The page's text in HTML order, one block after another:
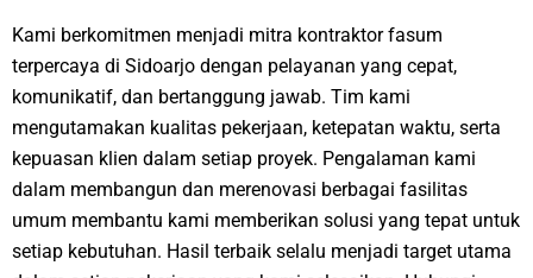
Kami berkomitmen menjadi mitra kontraktor fasum
terpercaya di Sidoarjo dengan pelayanan yang cepat,
komunikatif, dan bertanggung jawab. Tim kami
mengutamakan kualitas pekerjaan, ketepatan waktu, serta
kepuasan klien dalam setiap proyek. Pengalaman kami
dalam membangun dan merenovasi berbagai fasilitas
umum membantu kami memberikan solusi yang tepat untuk
setiap kebutuhan. Hasil terbaik selalu menjadi target utama